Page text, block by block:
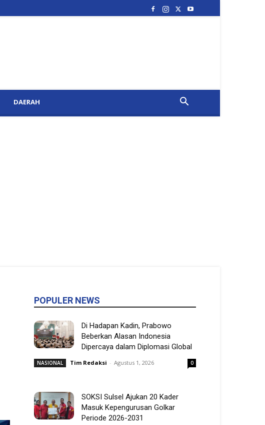
DAERAH
POPULER NEWS
Di Hadapan Kadin, Prabowo
Beberkan Alasan Indonesia
Dipercaya dalam Diplomasi Global
NASIONAL Tim Redaksi - Agustus 1, 2026 0
SOKSI Sulsel Ajukan 20 Kader
Masuk Kepengurusan Golkar
Periode 2026-2031